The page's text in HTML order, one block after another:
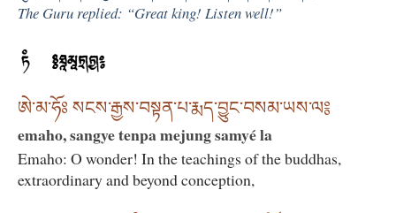
The Guru replied: “Great king! Listen well!”
ཨེ་མ་ཧོཿ སངས་རྒྱས་བསྟན་པ་རྨད་བྱུང་བསམ་ཡས་ལ༔
emaho, sangye tenpa mejung samyé la
Emaho: O wonder! In the teachings of the buddhas,
extraordinary and beyond conception,